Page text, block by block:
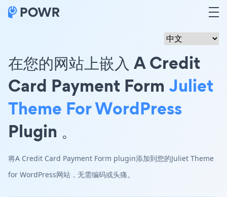
在您的网站上嵌入 A Credit
Card Payment Form Juliet
Theme For WordPress
Plugin 。
将A Credit Card Payment Form plugin添加到您的Juliet Theme
for WordPress网站，无需编码或头痛。